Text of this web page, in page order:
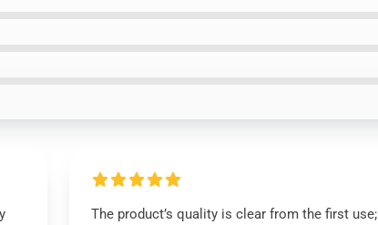
The product’s quality is clear from the first use;